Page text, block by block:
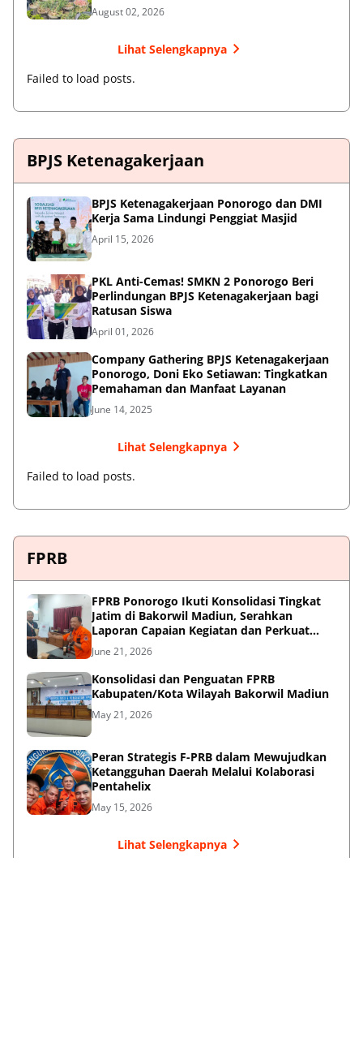
August 02, 2026
Lihat Selengkapnya
Failed to load posts.
BPJS Ketenagakerjaan
BPJS Ketenagakerjaan Ponorogo dan DMI
Kerja Sama Lindungi Penggiat Masjid
April 15, 2026
PKL Anti-Cemas! SMKN 2 Ponorogo Beri
Perlindungan BPJS Ketenagakerjaan bagi
Ratusan Siswa
April 01, 2026
Company Gathering BPJS Ketenagakerjaan
Ponorogo, Doni Eko Setiawan: Tingkatkan
Pemahaman dan Manfaat Layanan
June 14, 2025
Lihat Selengkapnya
Failed to load posts.
FPRB
FPRB Ponorogo Ikuti Konsolidasi Tingkat
Jatim di Bakorwil Madiun, Serahkan
Laporan Capaian Kegiatan dan Perkuat
Sinergi Pentahelix
June 21, 2026
Konsolidasi dan Penguatan FPRB
Kabupaten/Kota Wilayah Bakorwil Madiun
May 21, 2026
Peran Strategis F-PRB dalam Mewujudkan
Ketangguhan Daerah Melalui Kolaborasi
Pentahelix
May 15, 2026
Lihat Selengkapnya